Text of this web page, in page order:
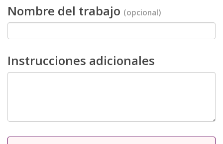
Nombre del trabajo (opcional)
Instrucciones adicionales